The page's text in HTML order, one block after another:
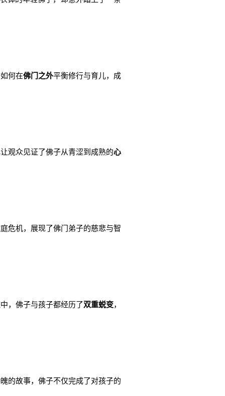
何在佛门之外平衡修行与育儿，成
观众见证了佛子从青涩到成熟的心
危机，展现了佛门弟子的慈悲与智
，佛子与孩子都经历了双重蜕变，
的故事，佛子不仅完成了对孩子的